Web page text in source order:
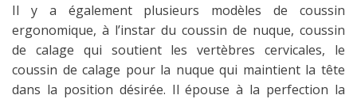
Il y a également plusieurs modèles de coussin
ergonomique, à l’instar du coussin de nuque, coussin
de calage qui soutient les vertèbres cervicales, le
coussin de calage pour la nuque qui maintient la tête
dans la position désirée. Il épouse à la perfection la